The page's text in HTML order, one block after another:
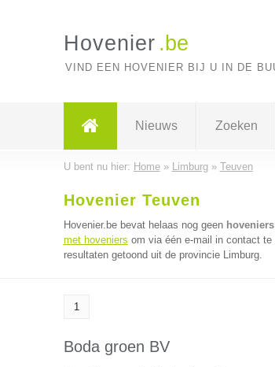
Hovenier .be
VIND EEN HOVENIER BIJ U IN DE
Nieuws Zoeken
U bent nu hier: Home» Limburg» Teuven
Hovenier Teuven
Hovenier.be bevat helaas nog geen
met hoveniers om via één e-mail in contact te
resultaten getoond uit de provincie Limburg.
1
Boda groen BV